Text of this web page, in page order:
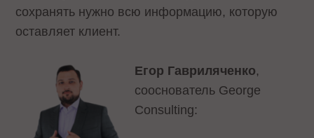
сохранять нужно всю информацию, которую
оставляет клиент.
Егор Гавриляченко,
сооснователь George
Consulting: